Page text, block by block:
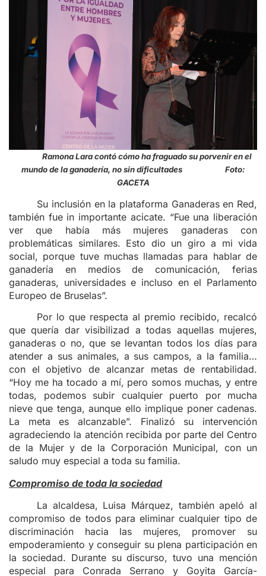
Ramona Lara contó cómo ha fraguado su porvenir en el
mundo de la ganadería, no sin dificultades Foto:
GACETA
Su inclusión en la plataforma Ganaderas en Red,
también fue in importante acicate. “Fue una liberación
ver que había más mujeres ganaderas con
problemáticas similares. Esto dio un giro a mi vida
social, porque tuve muchas llamadas para hablar de
ganadería en medios de comunicación, ferias
ganaderas, universidades e incluso en el Parlamento
Europeo de Bruselas”.
Por lo que respecta al premio recibido, recalcó
que quería dar visibilizad a todas aquellas mujeres,
ganaderas o no, que se levantan todos los días para
atender a sus animales, a sus campos, a la familia…
con el objetivo de alcanzar metas de rentabilidad.
“Hoy me ha tocado a mí, pero somos muchas, y entre
todas, podemos subir cualquier puerto por mucha
nieve que tenga, aunque ello implique poner cadenas.
La meta es alcanzable”. Finalizó su intervención
agradeciendo la atención recibida por parte del Centro
de la Mujer y de la Corporación Municipal, con un
saludo muy especial a toda su familia.
Compromiso de toda la sociedad
La alcaldesa, Luisa Márquez, también apeló al
compromiso de todos para eliminar cualquier tipo de
discriminación hacia las mujeres, promover su
empoderamiento y conseguir su plena participación en
la sociedad. Durante su discurso, tuvo una mención
especial para Conrada Serrano y Goyita García-